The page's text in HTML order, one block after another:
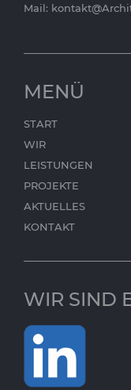
Mail:
MENÜ
START
WIR
LEISTUNGEN
PROJEKTE
AKTUELLES
KONTAKT
WIR SIND